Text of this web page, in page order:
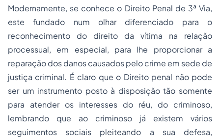
Modernamente, se conhece o Direito Penal de 3ª Via,
este fundado num olhar diferenciado para o
reconhecimento do direito da vítima na relação
processual, em especial, para lhe proporcionar a
reparação dos danos causados pelo crime em sede de
justiça criminal. É claro que o Direito penal não pode
ser um instrumento posto à disposição tão somente
para atender os interesses do réu, do criminoso,
lembrando que ao criminoso já existem vários
seguimentos sociais pleiteando a sua defesa,